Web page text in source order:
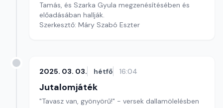
Tamás, és Szarka Gyula megzenésítésében és
előadásában hallják.
Szerkesztő: Máry Szabó Eszter
2025. 03. 03. hétfő 16:04
Jutalomjáték
"Tavasz van, gyönyörű!" - versek dallamölelésben